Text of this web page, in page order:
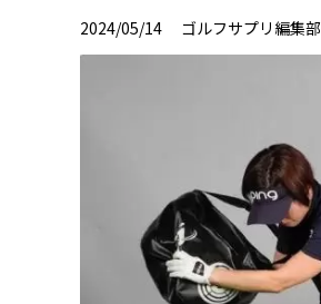
2024/05/14 ゴルフサプリ編集部